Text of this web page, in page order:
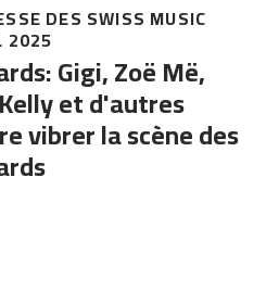
DES SWISS MUSIC
2025
Gigi, Zoë Më,
et d'autres
vibrer la scène des